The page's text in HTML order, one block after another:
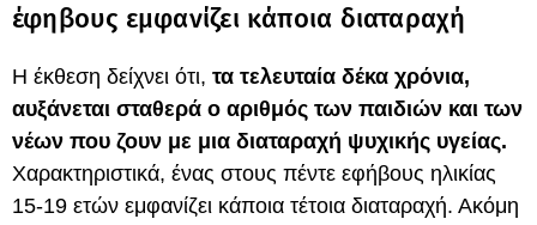
έφηβους εμφανίζει κάποια διαταραχή
Η έκθεση δείχνει ότι, τα τελευταία δέκα χρόνια,
αυξάνεται σταθερά ο αριθμός των παιδιών και των
νέων που ζουν με μια διαταραχή ψυχικής υγείας.
Χαρακτηριστικά, ένας στους πέντε εφήβους ηλικίας
15-19 ετών εμφανίζει κάποια τέτοια διαταραχή. Ακόμη